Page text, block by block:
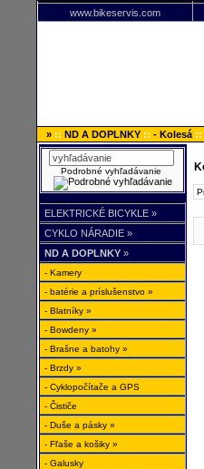
www.bikeservis.com
» :: ND A DOPLNKY :: - Kolesá ::
Podrobné vyhľadávanie
ELEKTRICKÉ BICYKLE »
CYKLO NÁRADIE »
ND A DOPLNKY »
- Kamery
- batérie a príslušenstvo »
- Blatníky »
- Bowdeny »
- Brašne a batohy »
- Brzdy »
- Cyklopočítače a GPS
- Čističe
- Duše a pásky »
- Fľaše a košiky »
- Galusky